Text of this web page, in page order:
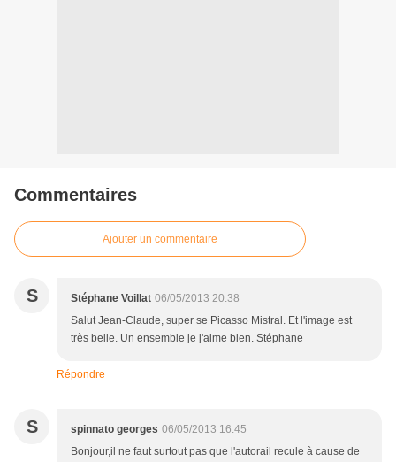
Commentaires
Ajouter un commentaire
S Stéphane Voillat 06/05/2013 20:38
Salut Jean-Claude, super se Picasso Mistral. Et l'image est
très belle. Un ensemble je j'aime bien. Stéphane
Répondre
S spinnato georges 06/05/2013 16:45
Bonjour,il ne faut surtout pas que l'autorail recule à cause de